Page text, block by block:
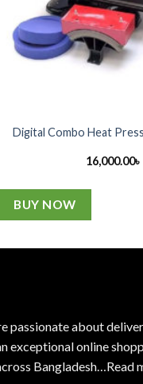
Digital Combo Heat
16,000.00৳
BUY NOW
passionate about
exceptional online
Bangladesh…Read